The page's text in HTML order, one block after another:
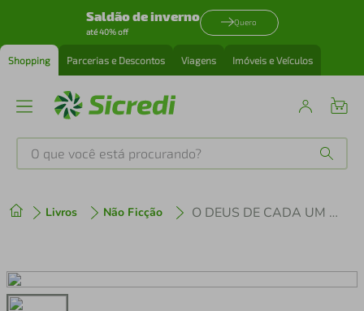
Saldão de inverno
até 40% off
Quero
Shopping Parcerias e Descontos Viagens Imóveis e Veículos
O que você está procurando?
Livros Não Ficção O DEUS DE CADA UM - NOVE HISTORIAS REAIS, NOVE DIFERENTES CRENÇAS
2º cafeteira